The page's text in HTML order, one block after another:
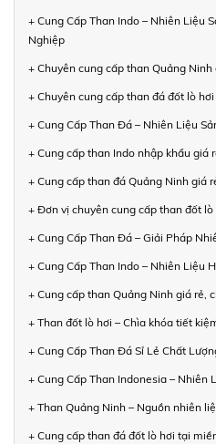
+ Cung Cấp Than Indo – Nhiên Liệu
Nghiệp
+ Chuyên cung cấp than Quảng
+ Chuyên cung cấp than đá đốt lò
+ Cung Cấp Than Đá – Nhiên Liệu
+ Cung cấp than Indo nhập khẩu giá
+ Cung cấp than đá Quảng Ninh giá
+ Đơn vị chuyên cung cấp than đốt
+ Cung Cấp Than Đá – Giải Pháp
+ Cung Cấp Than Indo – Nhiên Liệu
+ Cung cấp than Quảng Ninh giá rẻ,
+ Than đốt lò hơi – Chìa khóa tiết
+ Cung Cấp Than Đá Sỉ Lẻ Chất
+ Cung Cấp Than Indonesia – Nhiên
+ Than Quảng Ninh – Nguồn nhiên
+ Cung cấp than đá đốt lò hơi tại